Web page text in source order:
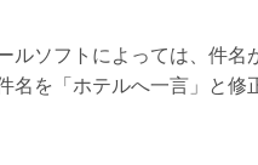
ルソフトによっては、件名
名を「ホテルへ一言」と修